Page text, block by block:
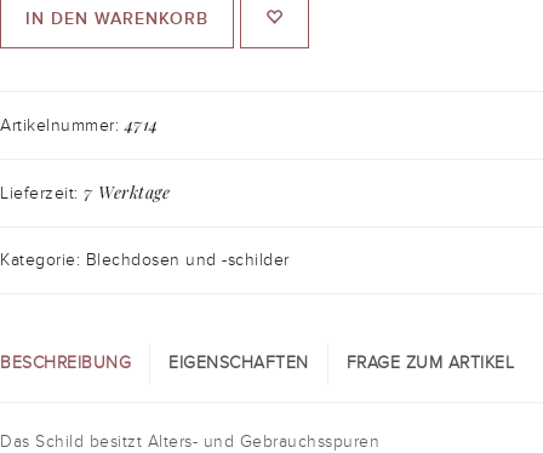
IN DEN WARENKORB
Artikelnummer:4714
Lieferzeit: 7 Werktage
Kategorie: Blechdosen und -schilder
BESCHREIBUNG EIGENSCHAFTEN FRAGE ZUM ARTIKEL
Das Schild besitzt Alters- und Gebrauchsspuren